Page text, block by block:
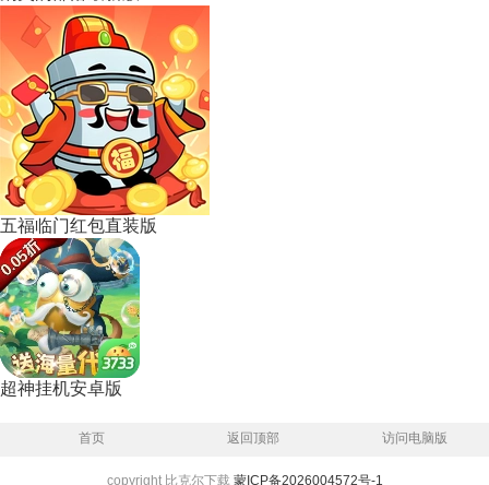
五福临门红包直装版
超神挂机安卓版
首页 返回顶部 访问电脑版
copyright 比克尔下载 蒙ICP备2026004572号-1